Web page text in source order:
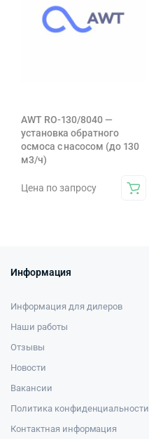
AWT RO-130/8040 —
установка обратного
осмоса с насосом (до 130
м3/ч)
Цена по запросу
Информация
Информация для дилеров
Наши работы
Отзывы
Новости
Вакансии
Политика конфиденциальности
Контактная информация